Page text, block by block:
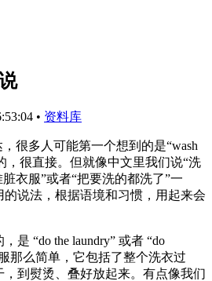
• 资料库
很多人可能第一个想到的是“wash
，很直接。但就像中文里我们说“洗
衣服”或者“把要洗的都洗了”一
说法，根据语境和习惯，用起来会
是 “do the laundry” 或者 “do
那么简单，它包括了整个洗衣过
到熨烫、叠好放起来。有点像我们